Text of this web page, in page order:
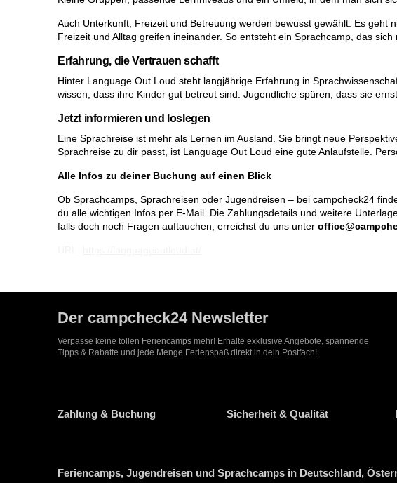
Auch Unterkunft, Freizeit und Betreuung werden bewusst gewählt. Es
Freizeit und Alltag greifen ineinander. So entsteht ein Sprachcamp, das
Erfahrung, die Vertrauen schafft
Hinter Language Out Loud steht langjährige Erfahrung in
wissen, dass ihre Kinder gut betreut sind. Jugendliche spüren, dass sie
Jetzt informieren und loslegen
Eine Sprachreise ist mehr als Lernen im Ausland. Sie bringt neue
Sprachreise zu dir passt, ist Language Out Loud eine gute Anlaufstelle.
Alle Infos zu deiner Buchung auf einen Blick
Ob Sprachcamps, Sprachreisen oder Jugendreisen – bei campcheck24
du alle wichtigen Infos per E-Mail. Die Zahlungsdetails und weitere
falls doch noch Fragen auftauchen, erreichst du uns unter
Der campcheck24 Newsletter
Verpasse keine tollen Feriencamps mehr! Erhalte exklusive Angebote, spannende
Tipps & Rabatte und jede Menge Ferienspaß direkt in dein Postfach!
Zahlung & Buchung Sicherheit & Qualität
Feriencamps, Jugendreisen und Sprachcamps in Deutschland,